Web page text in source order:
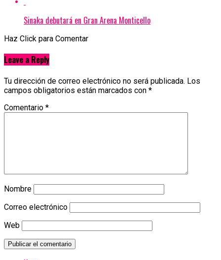
Sinaka debutará en Gran Arena Monticello
Haz Click para Comentar
Leave a Reply
Tu dirección de correo electrónico no será publicada. Los
campos obligatorios están marcados con *
Comentario *
Nombre
Correo electrónico
Web